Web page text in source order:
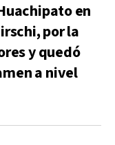
en
por la
y quedó
a nivel